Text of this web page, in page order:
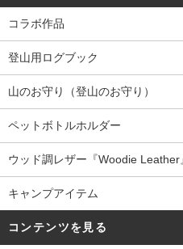
コラボ作品
登山用ログブック
山のお守り（登山のお守り）
ペットボトルホルダー
ウッド調レザー『Woodie Leather
キャンプアイテム
コンテンツを見る